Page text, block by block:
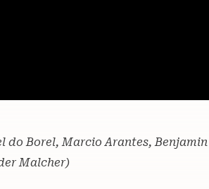
do Borel, Marcio Arantes,
Malcher)